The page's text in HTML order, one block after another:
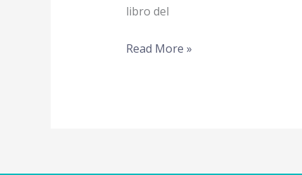
libro del
Agosto
Read More »